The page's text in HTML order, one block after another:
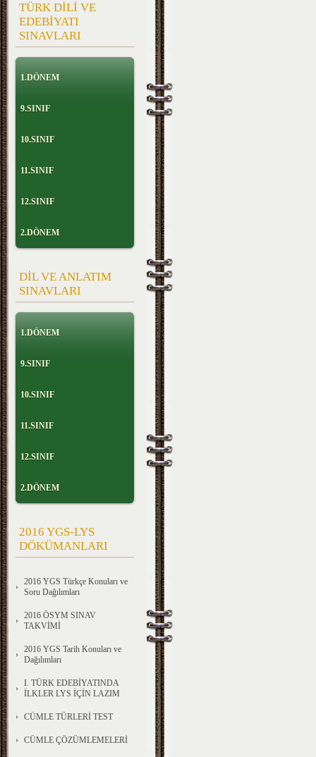
TÜRK DİLİ VE
EDEBİYATI
SINAVLARI
1.DÖNEM
9.SINIF
10.SINIF
11.SINIF
12.SINIF
2.DÖNEM
DİL VE ANLATIM
SINAVLARI
1.DÖNEM
9.SINIF
10.SINIF
11.SINIF
12.SINIF
2.DÖNEM
2016 YGS-LYS
DÖKÜMANLARI
2016 YGS Türkçe Konuları ve
Soru Dağılımları
2016 ÖSYM SINAV
TAKVİMİ
2016 YGS Tarih Konuları ve
Dağılımları
I. TÜRK EDEBİYATINDA
İLKLER LYS İÇİN LAZIM
CÜMLE TÜRLERİ TEST
CÜMLE ÇÖZÜMLEMELERİ